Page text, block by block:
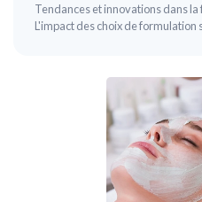
Tendances et innovations dans
L'impact des choix de formulation